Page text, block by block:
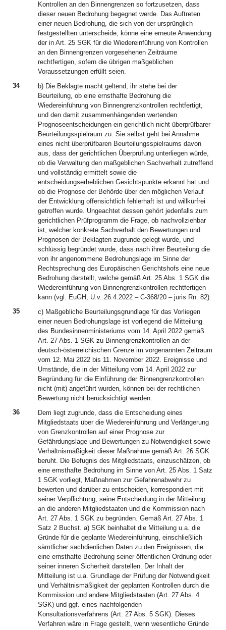
Kontrollen an den Binnengrenzen so fortzusetzen, dass
dieser neuen Bedrohung begegnet werde. Das Auftreten
einer neuen Bedrohung, die sich von der ursprünglich
festgestellten unterscheide, könne eine erneute Anwendung
der in Art. 25 SGK für die Wiedereinführung von Kontrollen
an den Binnengrenzen vorgesehenen Zeiträume
rechtfertigen, sofern die übrigen maßgeblichen
Voraussetzungen erfüllt seien.
34
b) Die Beklagte macht geltend, ihr stehe bei der
Beurteilung, ob eine ernsthafte Bedrohung die
Wiedereinführung von Binnengrenzkontrollen rechtfertigt,
und den damit zusammenhängenden wertenden
Prognoseentscheidungen ein gerichtlich nicht überprüfbarer
Beurteilungsspielraum zu. Sie selbst geht bei Annahme
eines nicht überprüfbaren Beurteilungsspielraums davon
aus, dass der gerichtlichen Überprüfung unterliegen würde,
ob die Verwaltung den maßgeblichen Sachverhalt zutreffend
und vollständig ermittelt sowie die
entscheidungserheblichen Gesichtspunkte erkannt hat und
ob die Prognose der Behörde über den möglichen Verlauf
der Entwicklung offensichtlich fehlerhaft ist und willkürfrei
getroffen wurde. Ungeachtet dessen gehört jedenfalls zum
gerichtlichen Prüfprogramm die Frage, ob nachvollziehbar
ist, welcher konkrete Sachverhalt den Bewertungen und
Prognosen der Beklagten zugrunde gelegt wurde, und
schlüssig begründet wurde, dass nach ihrer Beurteilung die
von ihr angenommene Bedrohungslage im Sinne der
Rechtsprechung des Europäischen Gerichtshofs eine neue
Bedrohung darstellt, welche gemäß Art. 25 Abs. 1 SGK die
Wiedereinführung von Binnengrenzkontrollen rechtfertigen
kann (vgl. EuGH, U.v. 26.4.2022 – C-368/20 – juris Rn. 82).
35
c) Maßgebliche Beurteilungsgrundlage für das Vorliegen
einer neuen Bedrohungslage ist vorliegend die Mitteilung
des Bundesinnenministeriums vom 14. April 2022 gemäß
Art. 27 Abs. 1 SGK zu Binnengrenzkontrollen an der
deutsch-österreichischen Grenze im vorgenannten Zeitraum
vom 12. Mai 2022 bis 11. November 2022. Ereignisse und
Umstände, die in der Mitteilung vom 14. April 2022 zur
Begründung für die Einführung der Binnengrenzkontrollen
nicht (mit) angeführt wurden, können bei der rechtlichen
Bewertung nicht berücksichtigt werden.
36
Dem liegt zugrunde, dass die Entscheidung eines
Mitgliedstaats über die Wiedereinführung und Verlängerung
von Grenzkontrollen auf einer Prognose zur
Gefährdungslage und Bewertungen zu Notwendigkeit sowie
Verhältnismäßigkeit dieser Maßnahme gemäß Art. 26 SGK
beruht. Die Befugnis des Mitgliedstaats, einzuschätzen, ob
eine ernsthafte Bedrohung im Sinne von Art. 25 Abs. 1 Satz
1 SGK vorliegt, Maßnahmen zur Gefahrenabwehr zu
bewerten und darüber zu entscheiden, korrespondiert mit
seiner Verpflichtung, seine Entscheidung in der Mitteilung
an die anderen Mitgliedstaaten und die Kommission nach
Art. 27 Abs. 1 SGK zu begründen. Gemäß Art. 27 Abs. 1
Satz 2 Buchst. a) SGK beinhaltet die Mitteilung u.a. die
Gründe für die geplante Wiedereinführung, einschließlich
sämtlicher sachdienlichen Daten zu den Ereignissen, die
eine ernsthafte Bedrohung seiner öffentlichen Ordnung oder
seiner inneren Sicherheit darstellen. Der Inhalt der
Mitteilung ist u.a. Grundlage der Prüfung der Notwendigkeit
und Verhältnismäßigkeit der geplanten Kontrollen durch die
Kommission und andere Mitgliedstaaten (Art. 27 Abs. 4
SGK) und ggf. eines nachfolgenden
Konsultationsverfahrens (Art. 27 Abs. 5 SGK). Dieses
Verfahren wäre in Frage gestellt, wenn wesentliche Gründe